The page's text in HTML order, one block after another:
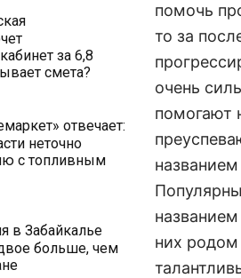
за 6,8
смета?
отвечает:
неточно
с топливным
в Забайкалье
больше, чем
помочь
то за
очень
помогают
них родом